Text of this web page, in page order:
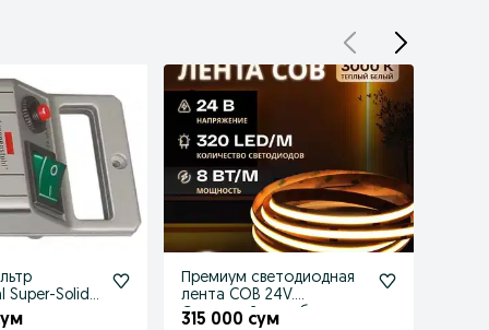
Super-Solid.
Премиум светодиодная
лента COB 24V.
Сплошной свет без
315 000 сум